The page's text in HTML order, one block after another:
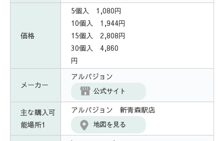
価格
5個入 1,080円
10個入 1,944円
15個入 2,808円
30個入 4,860
円
メーカー
アルパジョン
公式サイト
主な購入可
能場所1
アルパジョン 新青森駅店
地図を見る